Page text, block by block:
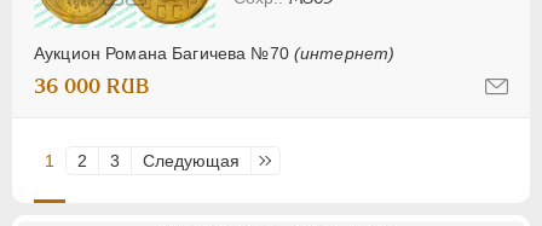
Аукцион Романа Багичева №70 (интернет)
36 000 RUB
1 2 3 Следующая Последняя